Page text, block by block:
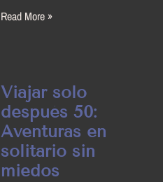
Read More »
Viajar solo
después 50:
Aventuras en
solitario sin
miedos